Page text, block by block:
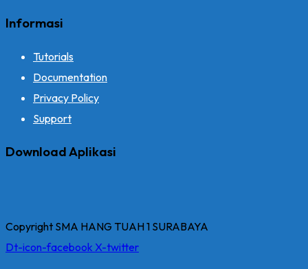
Informasi
Tutorials
Documentation
Privacy Policy
Support
Download Aplikasi
Copyright SMA HANG TUAH 1 SURABAYA
Dt-icon-facebook X-twitter